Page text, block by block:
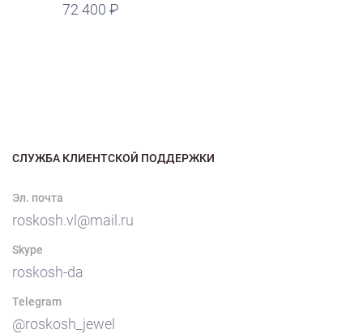
72 400
СЛУЖБА КЛИЕНТСКОЙ ПОДДЕРЖКИ
Эл. почта
roskosh.vl@mail.ru
Skype
roskosh-da
Telegram
@roskosh_jewel